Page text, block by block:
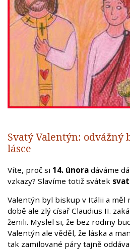
Svatý Valentýn:
lásce
Víte, proč si 14. února dáváme
vzkazy? Slavíme totiž svátek
Valentýn byl biskup v Itálii a měl
době ale zlý císař Claudius II.
ženili. Myslel si, že bez rodiny
Valentýn ale věděl, že láska a
tak zamilované páry tajně